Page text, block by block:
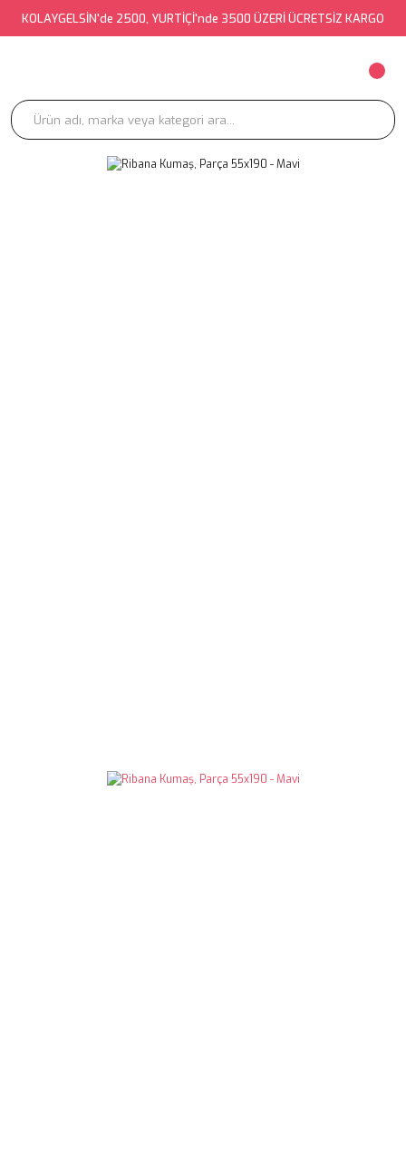
KOLAYGELSİN'de 2500, YURTİÇİ'nde 3500 ÜZERİ ÜCRETSİZ KARGO